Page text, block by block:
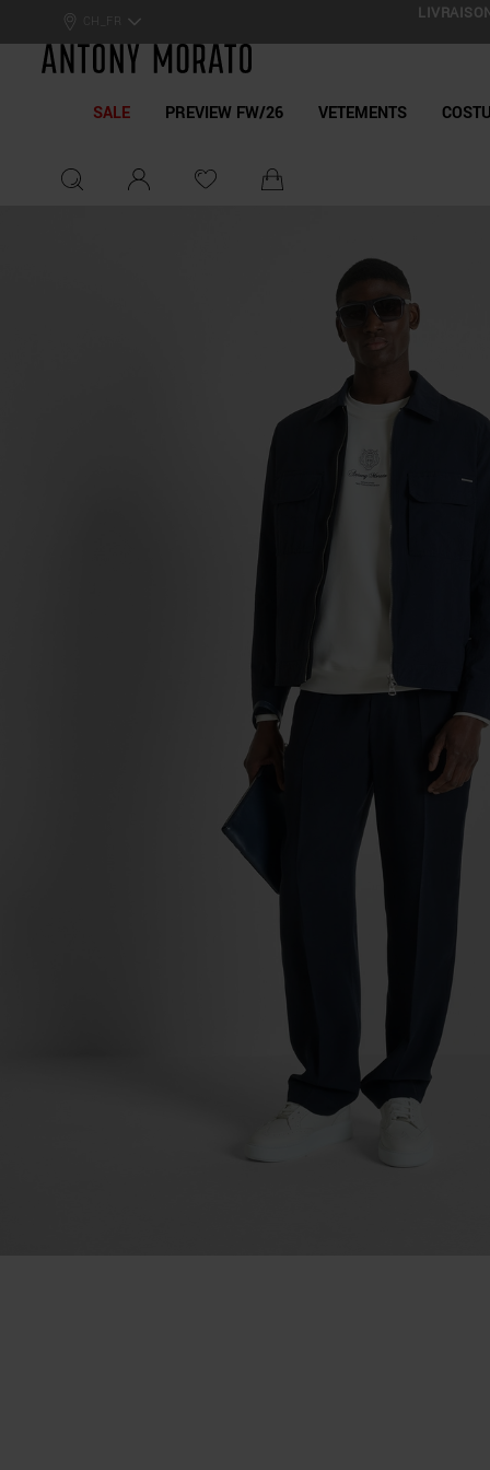
CH_FR
Antony Morato - Official
SALE PREVIEW FW/26 VETEMENTS